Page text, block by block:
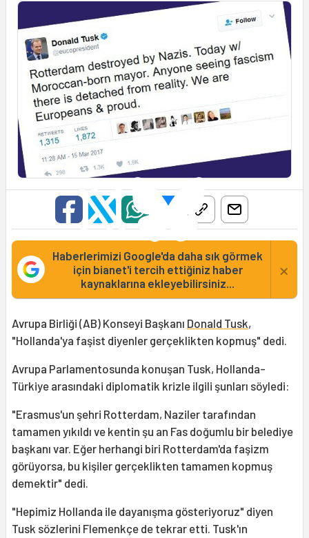
Haberlerimizi Google'da daha sık görmek
için bianet'i tercih ettiğiniz haber
kaynaklarına ekleyebilirsiniz...
×
Avrupa Birliği (AB) Konseyi Başkanı Donald Tusk,
"Hollanda'ya faşist diyenler gerçeklikten kopmuş" dedi.
Avrupa Parlamentosunda konuşan Tusk, Hollanda-
Türkiye arasındaki diplomatik krizle ilgili şunları söyledi:
"Erasmus'un şehri Rotterdam, Naziler tarafından
tamamen yıkıldı ve kentin şu an Fas doğumlu bir belediye
başkanı var. Eğer herhangi biri Rotterdam'da faşizm
görüyorsa, bu kişiler gerçeklikten tamamen kopmuş
demektir" dedi.
"Hepimiz Hollanda ile dayanışma gösteriyoruz" diyen
Tusk sözlerini Flemenkçe de tekrar etti. Tusk'ın